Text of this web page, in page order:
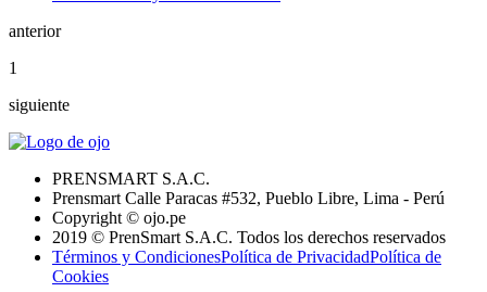
anterior
1
siguiente
PRENSMART S.A.C.
Prensmart Calle Paracas #532, Pueblo Libre, Lima - Perú
Copyright © ojo.pe
2019 © PrenSmart S.A.C. Todos los derechos reservados
Términos y CondicionesPolítica de PrivacidadPolítica de
Cookies